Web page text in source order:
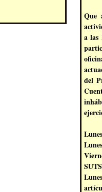
Que
a las
del